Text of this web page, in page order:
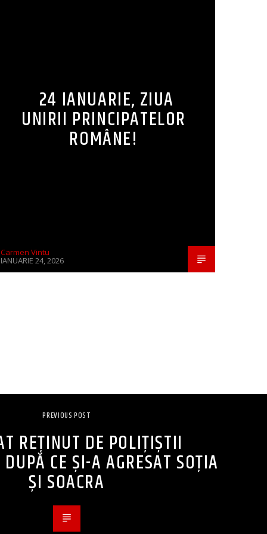
24 IANUARIE, ZIUA
UNIRII PRINCIPATELOR
ROMÂNE!
Carmen Vintu
IANUARIE 24, 2026
PREVIOUS POST
REȚINUT DE POLIȚIȘTII
CE ȘI-A AGRESAT SOȚIA
ȘI SOACRA